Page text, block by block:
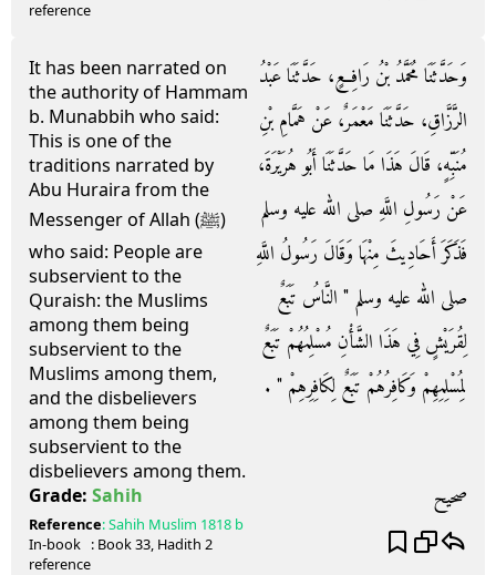
reference
It has been narrated on
the authority of Hammam
b. Munabbih who said:
This is one of the
traditions narrated by
Abu Huraira from the
Messenger of Allah (ﷺ)
who said: People are
subservient to the
Quraish: the Muslims
among them being
subservient to the
Muslims among them,
and the disbelievers
among them being
subservient to the
disbelievers among them.
وَحَدَّثَنَا مُحَمَّدُ بْنُ رَافِعٍ، حَدَّثَنَا عَبْدُ
الرَّزَّاقِ، حَدَّثَنَا مَعْمَرٌ، عَنْ هَمَّامِ بْنِ
مُنَبِّهٍ، قَالَ هَذَا مَا حَدَّثَنَا أَبُو هُرَيْرَةَ،
عَنْ رَسُولِ اللَّهِ صلى الله عليه وسلم
فَذَكَرَ أَحَادِيثَ مِنْهَا وَقَالَ رَسُولُ اللَّهِ
صلى الله عليه وسلم ‏"‏ النَّاسُ تَبَعٌ
لِقُرَيْشٍ فِي هَذَا الشَّأْنِ مُسْلِمُهُمْ تَبَعٌ
لِمُسْلِمِهِمْ وَكَافِرُهُمْ تَبَعٌ لِكَافِرِهِمْ ‏"‏ ‏.‏
Grade: Sahih صحيح
Reference:Sahih Muslim 1818 b
In-book
reference
: Book33, Hadith 2